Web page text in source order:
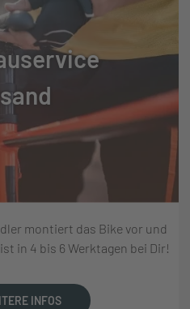
montiert das Bike vor und
in 4 bis 6 Werktagen bei Dir!
INFOS